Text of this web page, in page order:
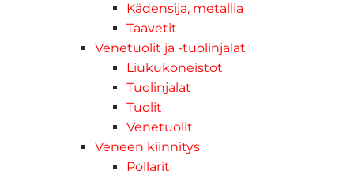
Kädensija, metallia
Taavetit
Venetuolit ja -tuolinjalat
Liukukoneistot
Tuolinjalat
Tuolit
Venetuolit
Veneen kiinnitys
Pollarit